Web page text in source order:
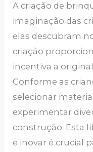
A criação de
imaginação das
elas descubram
criação
incentiva a
Conforme as
selecionar
experimentar
construção. Esta
e inovar é crucial